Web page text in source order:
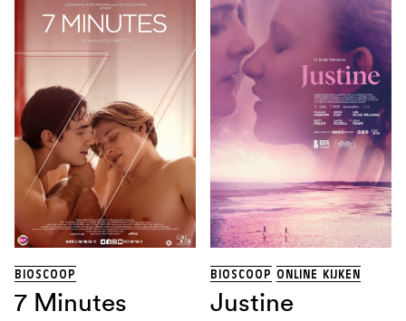
Sorteren
BIOSCOOP
7 Minutes
BIOSCOOP ONLINE KIJKEN
Justine